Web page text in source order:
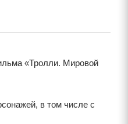
«Тролли. Мировой
в том числе с